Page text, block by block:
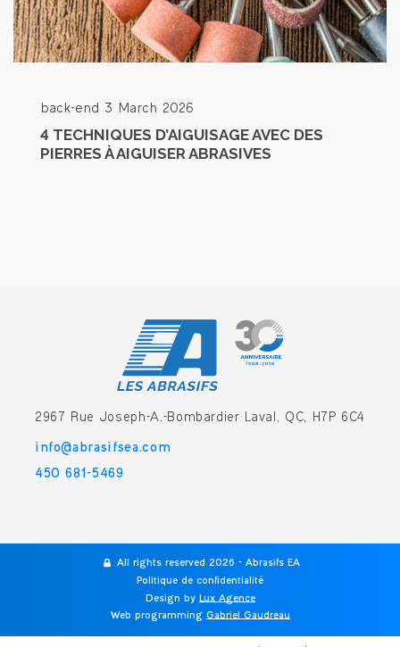
back-end 3 March 2026
4 TECHNIQUES D’AIGUISAGE AVEC DES
PIERRES À AIGUISER ABRASIVES
2967 Rue Joseph-A.-Bombardier Laval, QC, H7P 6C4
info@abrasifsea.com
450 681-5469
All rights reserved 2026 - Abrasifs EA
Politique de confidentialité
Design by Lux Agence
-Web programming Gabriel Gaudreau